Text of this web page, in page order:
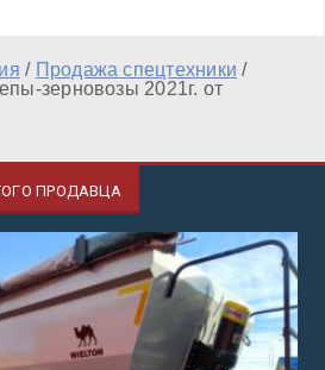
/ Продажа спецтехники /
зерновозы 2021г. от
ПРОДАВЦА